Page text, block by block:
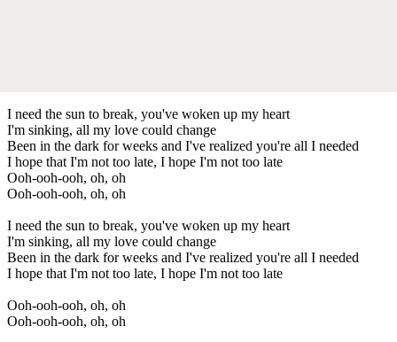
I need the sun to break, you've woken up my heart
I'm sinking, all my love could change
Been in the dark for weeks and I've realized you're all I needed
I hope that I'm not too late, I hope I'm not too late
Ooh-ooh-ooh, oh, oh
Ooh-ooh-ooh, oh, oh
I need the sun to break, you've woken up my heart
I'm sinking, all my love could change
Been in the dark for weeks and I've realized you're all I needed
I hope that I'm not too late, I hope I'm not too late
Ooh-ooh-ooh, oh, oh
Ooh-ooh-ooh, oh, oh